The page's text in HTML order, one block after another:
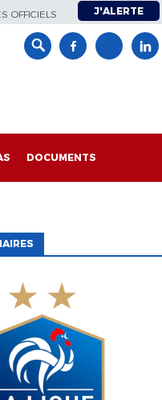
OFFICIELS J'ALERTE
DOCUMENTS